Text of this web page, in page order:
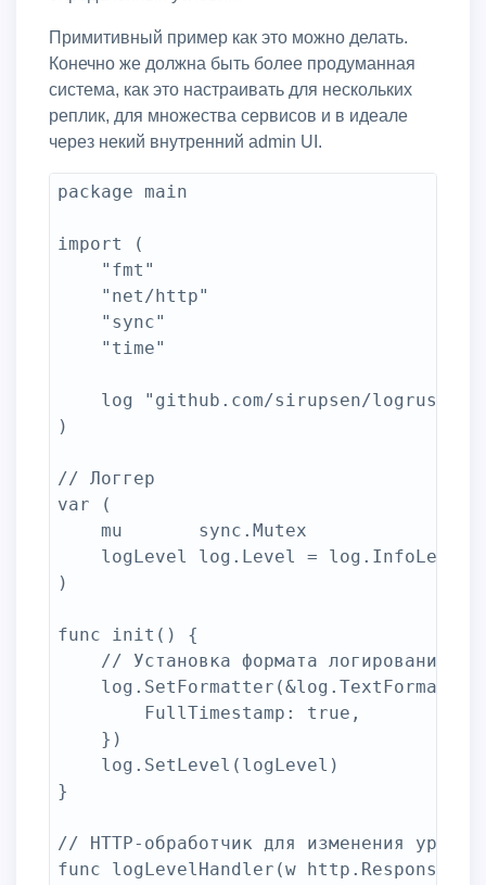
Примитивный пример как это можно делать.
Конечно же должна быть более продуманная
система, как это настраивать для нескольких
реплик, для множества сервисов и в идеале
через некий внутренний admin UI.
package main
import (
)
// Логгер
var (
)
func init() {
}
// HTTP-обработчик для изменения уровня
func logLevelHandler(w